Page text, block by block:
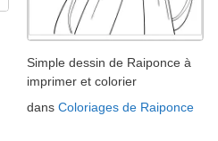
Simple dessin de Raiponce à
imprimer et colorier
dans Coloriages de Raiponce